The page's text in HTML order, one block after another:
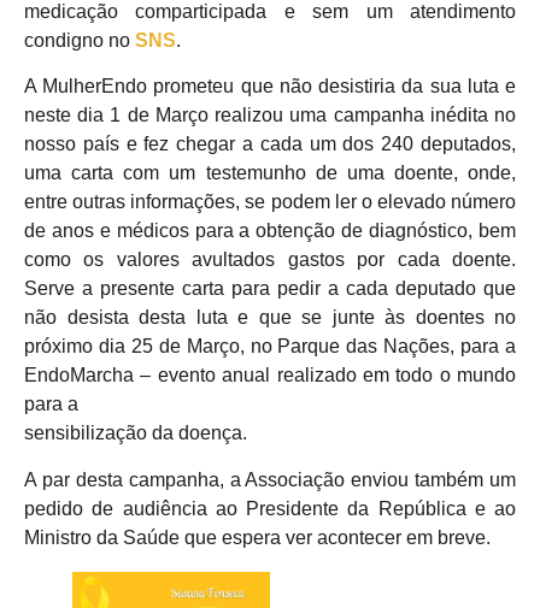
medicação comparticipada e sem um atendimento
condigno no SNS.
A MulherEndo prometeu que não desistiria da sua luta e
neste dia 1 de Março realizou uma campanha inédita no
nosso país e fez chegar a cada um dos 240 deputados,
uma carta com um testemunho de uma doente, onde,
entre outras informações, se podem ler o elevado número
de anos e médicos para a obtenção de diagnóstico, bem
como os valores avultados gastos por cada doente.
Serve a presente carta para pedir a cada deputado que
não desista desta luta e que se junte às doentes no
próximo dia 25 de Março, no Parque das Nações, para a
EndoMarcha – evento anual realizado em todo o mundo
para a
sensibilização da doença.
A par desta campanha, a Associação enviou também um
pedido de audiência ao Presidente da República e ao
Ministro da Saúde que espera ver acontecer em breve.